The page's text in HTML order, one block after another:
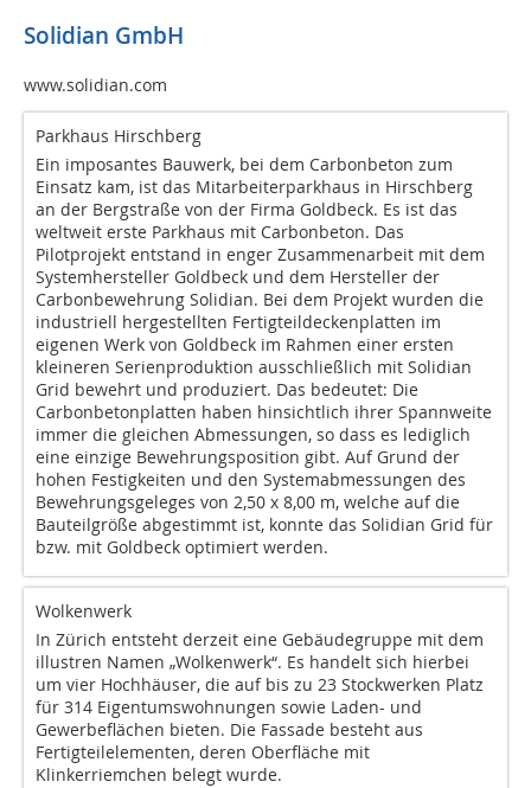
Solidian GmbH
www.solidian.com
Parkhaus Hirschberg
Ein imposantes Bauwerk, bei dem Carbonbeton zum
Einsatz kam, ist das Mitarbeiterparkhaus in Hirschberg
an der Bergstraße von der Firma Goldbeck. Es ist das
weltweit erste Parkhaus mit Carbonbeton. Das
Pilotprojekt entstand in enger Zusammenarbeit mit dem
Systemhersteller Goldbeck und dem Hersteller der
Carbonbewehrung Solidian. Bei dem Projekt wurden die
industriell hergestellten Fertigteildeckenplatten im
eigenen Werk von Goldbeck im Rahmen einer ersten
kleineren Serienproduktion ausschließlich mit Solidian
Grid bewehrt und produziert. Das bedeutet: Die
Carbonbetonplatten haben hinsichtlich ihrer Spannweite
immer die gleichen Abmessungen, so dass es lediglich
eine einzige Bewehrungsposition gibt. Auf Grund der
hohen Festigkeiten und den Systemabmessungen des
Bewehrungsgeleges von 2,50 x 8,00 m, welche auf die
Bauteilgröße abgestimmt ist, konnte das Solidian Grid für
bzw. mit Goldbeck optimiert werden.
Wolkenwerk
In Zürich entsteht derzeit eine Gebäudegruppe mit dem
illustren Namen „Wolkenwerk“. Es handelt sich hierbei
um vier Hochhäuser, die auf bis zu 23 Stockwerken Platz
für 314 Eigentumswohnungen sowie Laden- und
Gewerbeflächen bieten. Die Fassade besteht aus
Fertigteilelementen, deren Oberfläche mit
Klinkerriemchen belegt wurde.